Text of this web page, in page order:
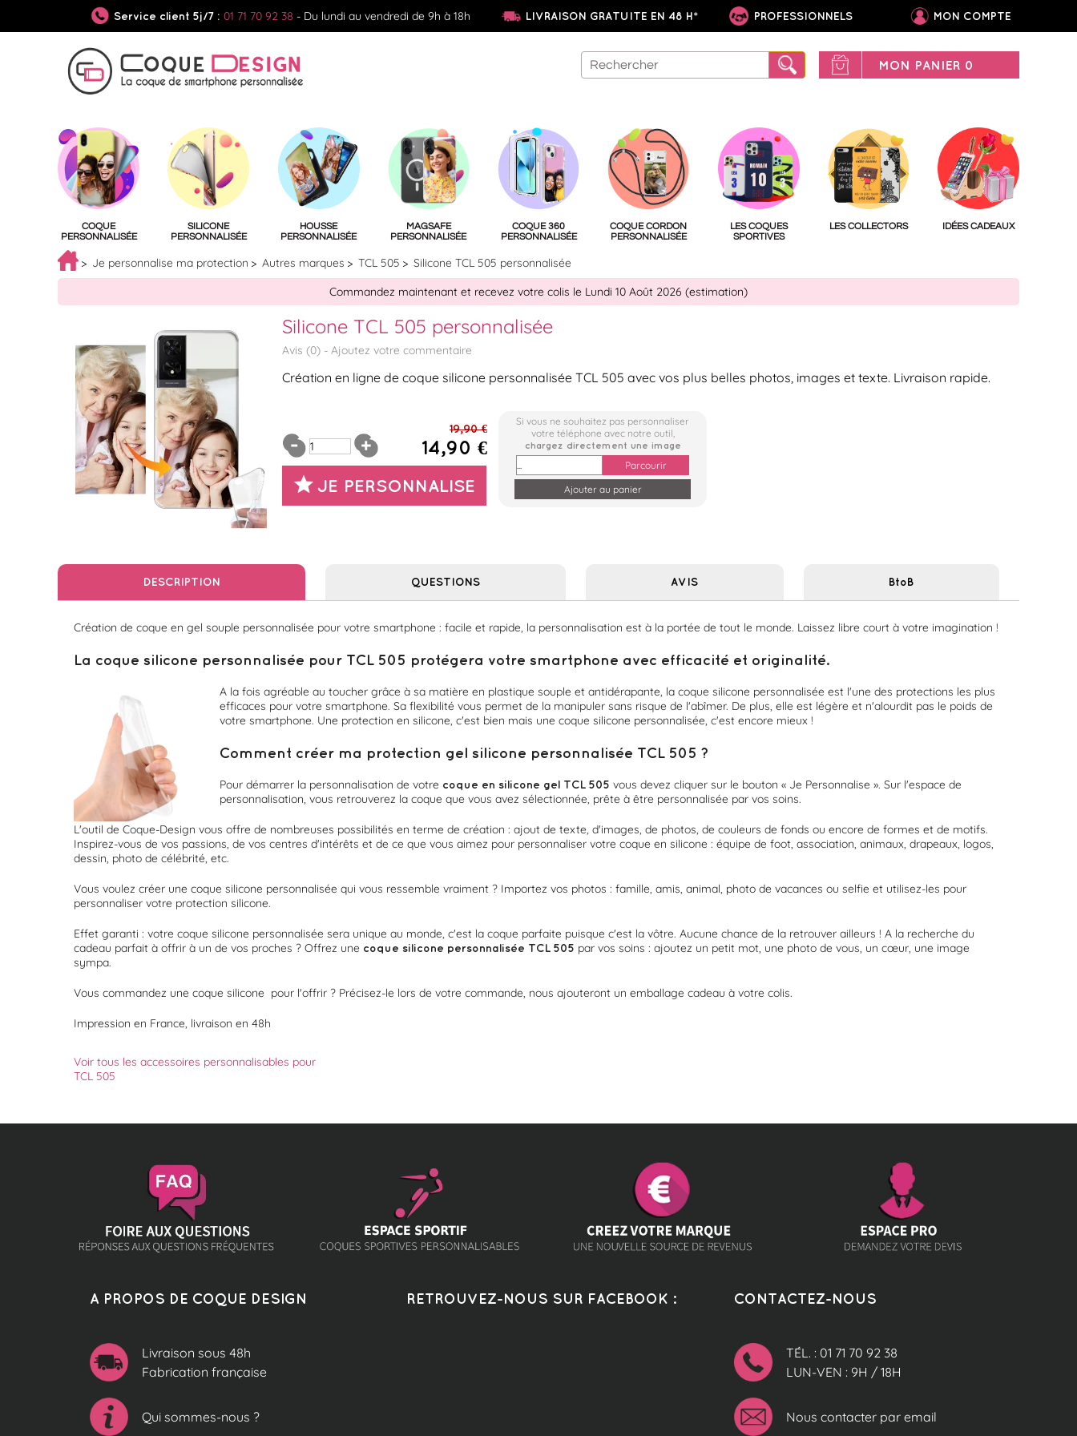
Service client 5j/7 : 01 71 70 92 38 - Du lundi au vendredi de 9h à 18h LIVRAISON GRATUITE EN 48 H* PROFESSIONNELS MON COMPTE
MON PANIER 0
COQUE
PERSONNALISÉE
SILICONE
PERSONNALISÉE
HOUSSE
PERSONNALISÉE
MAGSAFE
PERSONNALISÉE
COQUE 360
PERSONNALISÉE
COQUE CORDON
PERSONNALISÉE
LES COQUES
SPORTIVES
LES COLLECTORS IDÉES CADEAUX
Je personnalise ma protection Autres marques TCL 505
Silicone TCL 505 personnalisée
Commandez maintenant et recevez votre colis le Lundi 10 Août 2026 (estimation)
Silicone TCL 505 personnalisée
Avis (0) - Ajoutez votre commentaire
Création en ligne de coque silicone personnalisée TCL 505 avec vos plus belles photos, images et texte. Livraison rapide.
19,90 €
14,90 €
JE PERSONNALISE
Si vous ne souhaitez pas personnaliser
votre téléphone avec notre outil,
chargez directement une image
Parcourir
DESCRIPTION QUESTIONS AVIS BtoB
Création de coque en gel souple personnalisée pour votre smartphone : facile et rapide, la personnalisation est à la portée de tout le monde. Laissez libre court à votre imagination !
La coque silicone personnalisée pour TCL 505 protégera votre smartphone avec efficacité et originalité.
A la fois agréable au toucher grâce à sa matière en plastique souple et antidérapante, la coque silicone personnalisée est l'une des protections les plus
efficaces pour votre smartphone. Sa flexibilité vous permet de la manipuler sans risque de l'abîmer. De plus, elle est légère et n'alourdit pas le poids de
votre smartphone. Une protection en silicone, c'est bien mais une coque silicone personnalisée, c'est encore mieux !
Comment créer ma protection gel silicone personnalisée TCL 505 ?
Pour démarrer la personnalisation de votre coque en silicone gel TCL 505 vous devez cliquer sur le bouton « Je Personnalise ». Sur l'espace de
personnalisation, vous retrouverez la coque que vous avez sélectionnée, prête à être personnalisée par vos soins.
L'outil de Coque-Design vous offre de nombreuses possibilités en terme de création : ajout de texte, d'images, de photos, de couleurs de fonds ou encore de formes et de motifs.
Inspirez-vous de vos passions, de vos centres d'intérêts et de ce que vous aimez pour personnaliser votre coque en silicone : équipe de foot, association, animaux, drapeaux, logos,
dessin, photo de célébrité, etc.
Vous voulez créer une coque silicone personnalisée qui vous ressemble vraiment ? Importez vos photos : famille, amis, animal, photo de vacances ou selfie et utilisez-les pour
personnaliser votre protection silicone.
Effet garanti : votre coque silicone personnalisée sera unique au monde, c'est la coque parfaite puisque c'est la vôtre. Aucune chance de la retrouver ailleurs ! A la recherche du
cadeau parfait à offrir à un de vos proches ? Offrez une coque silicone personnalisée TCL 505 par vos soins : ajoutez un petit mot, une photo de vous, un cœur, une image
sympa.
Vous commandez une coque silicone pour l'offrir ? Précisez-le lors de votre commande, nous ajouteront un emballage cadeau à votre colis.
Impression en France, livraison en 48h
Voir tous les accessoires personnalisables pour
TCL 505
A PROPOS DE COQUE DESIGN
Livraison sous 48h
Fabrication française
Qui sommes-nous ?
RETROUVEZ-NOUS SUR FACEBOOK : CONTACTEZ-NOUS
TÉL. : 01 71 70 92 38
LUN-VEN : 9H / 18H
Nous contacter par email